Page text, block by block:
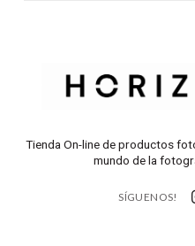
Tienda On-line de productos
mundo de la
SÍGUENOS!